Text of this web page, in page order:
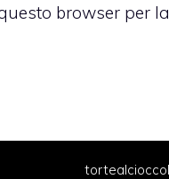
browser per